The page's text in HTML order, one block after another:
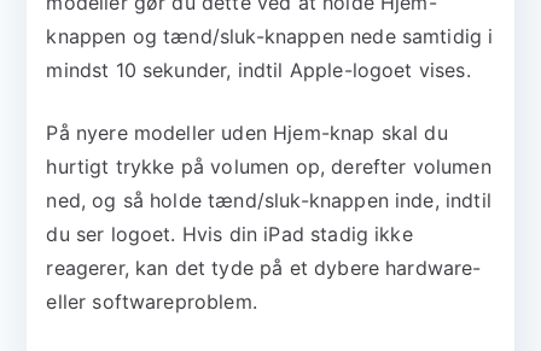
knappen og tænd/sluk-knappen nede samtidig i
mindst 10 sekunder, indtil Apple-logoet vises.
På nyere modeller uden Hjem-knap skal du
hurtigt trykke på volumen op, derefter volumen
ned, og så holde tænd/sluk-knappen inde, indtil
du ser logoet. Hvis din iPad stadig ikke
reagerer, kan det tyde på et dybere hardware-
eller softwareproblem.